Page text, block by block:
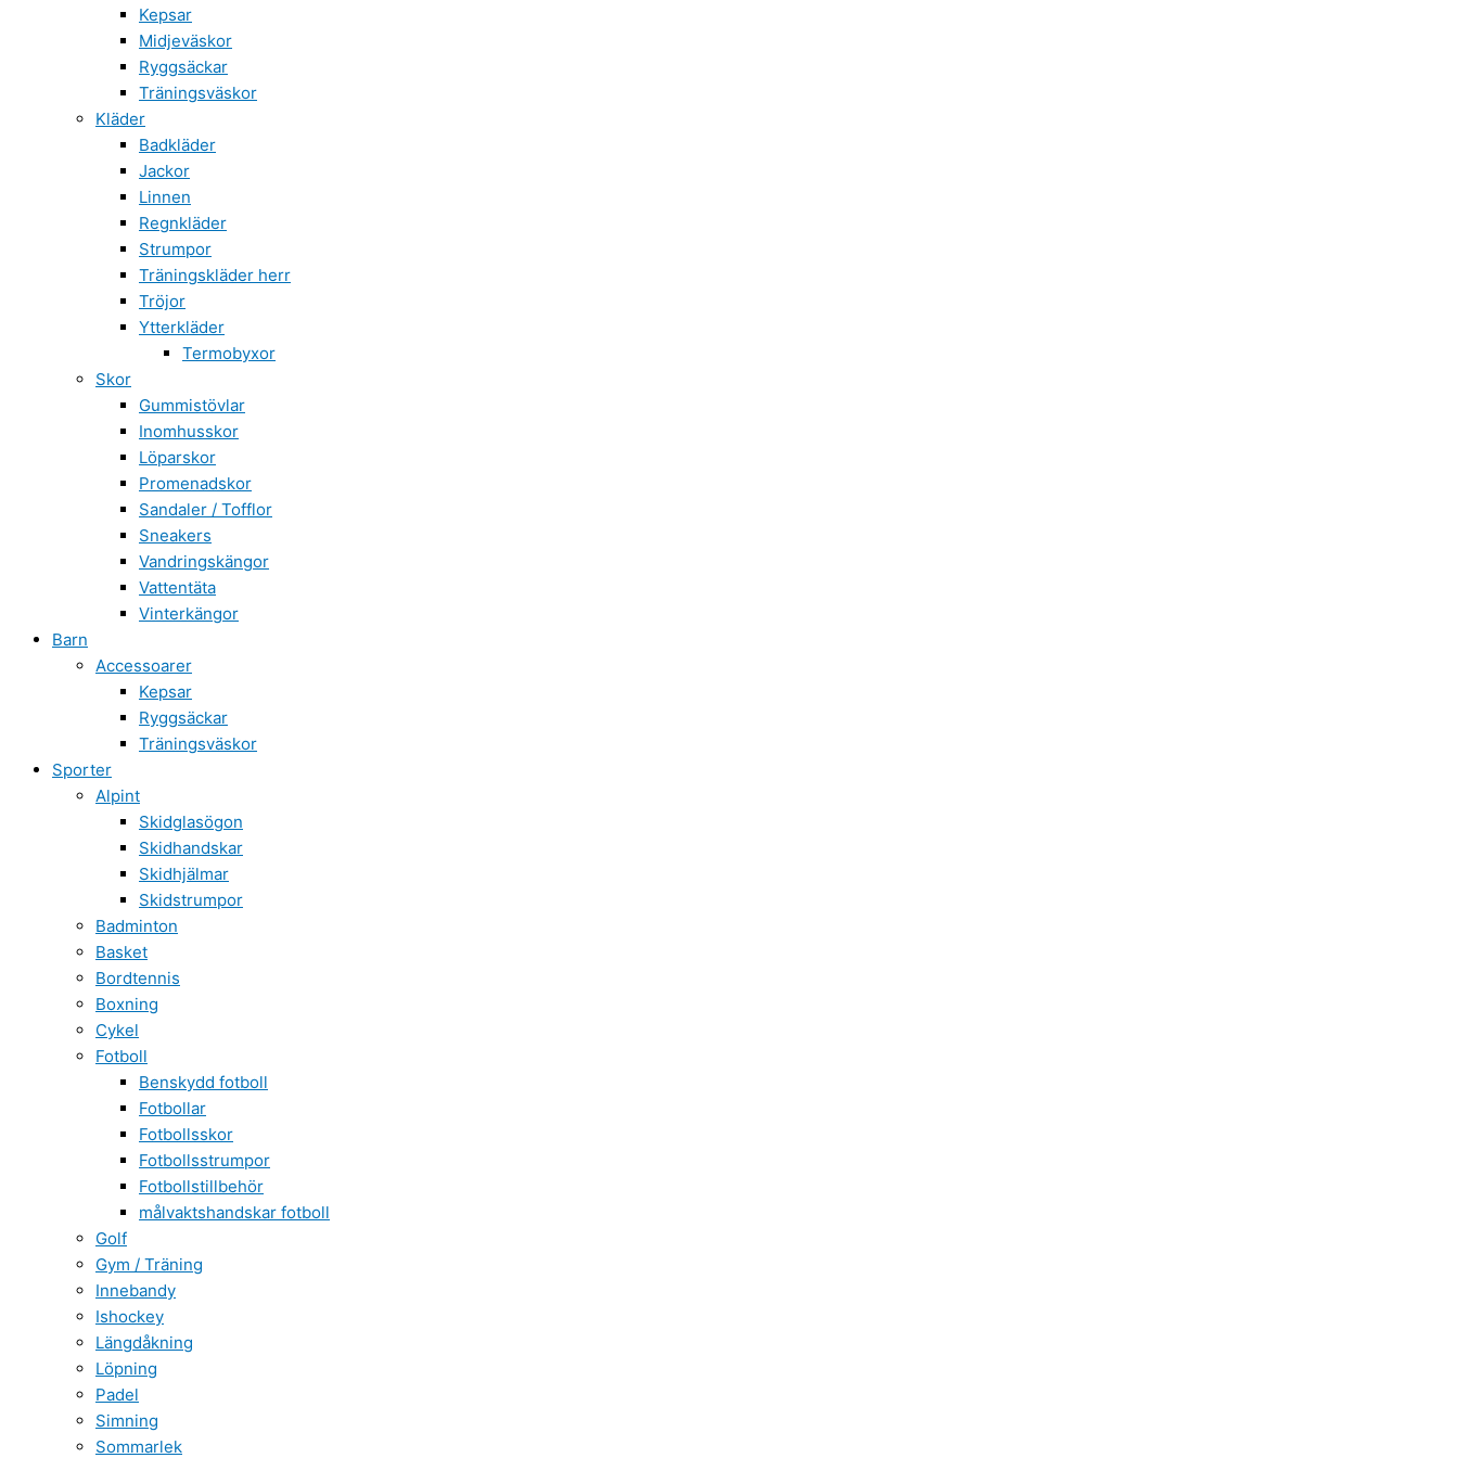
Kepsar
Midjeväskor
Ryggsäckar
Träningsväskor
Kläder
Badkläder
Jackor
Linnen
Regnkläder
Strumpor
Träningskläder herr
Tröjor
Ytterkläder
Termobyxor
Skor
Gummistövlar
Inomhusskor
Löparskor
Promenadskor
Sandaler / Tofflor
Sneakers
Vandringskängor
Vattentäta
Vinterkängor
Barn
Accessoarer
Kepsar
Ryggsäckar
Träningsväskor
Sporter
Alpint
Skidglasögon
Skidhandskar
Skidhjälmar
Skidstrumpor
Badminton
Basket
Bordtennis
Boxning
Cykel
Fotboll
Benskydd fotboll
Fotbollar
Fotbollsskor
Fotbollsstrumpor
Fotbollstillbehör
målvaktshandskar fotboll
Golf
Gym / Träning
Innebandy
Ishockey
Längdåkning
Löpning
Padel
Simning
Sommarlek